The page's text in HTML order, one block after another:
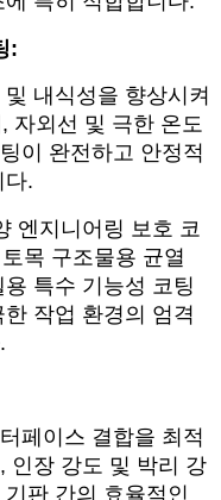
:
내식성을 향상시켜
자외선 및 극한 온도
이 완전하고 안정적
다.
엔지니어링 보호 코
목 구조물용 균열
특수 기능성 코팅
작업 환경의 엄격
페이스 결합을 최적
인장 강도 및 박리 강
판 간의 효율적인